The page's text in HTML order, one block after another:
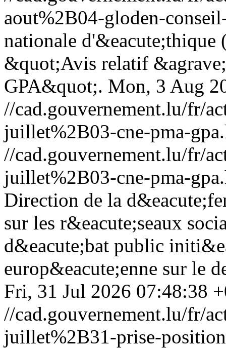
aout%2B04-gloden-
nationale
&quot;Avis relatif
GPA&quot;. Mon, 3 Aug
//cad.gouvernement.lu/fr/
juillet%2B03-cne-pma-
//cad.gouvernement.lu/fr/
juillet%2B03-cne-pma-
Direction de la
sur les r&eacute;seaux
d&eacute;bat public
europ&eacute;enne sur le
Fri, 31 Jul 2026 07:48:38
//cad.gouvernement.lu/fr/
juillet%2B31-prise-